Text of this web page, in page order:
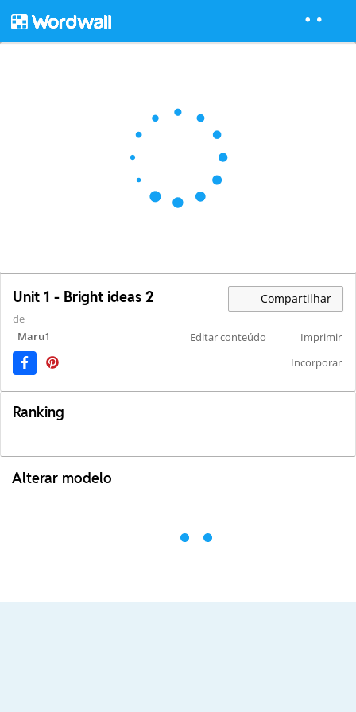
Unit 1 - Bright ideas 2 Compartilhar
de
Maru1
Editar conteúdo
Imprimir
Incorporar
Ranking
Alterar modelo